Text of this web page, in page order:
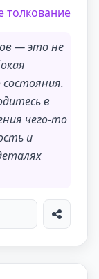
толкование
— это не
в
чего-то
и